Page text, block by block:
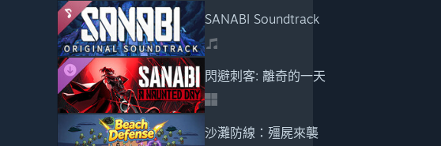
SANABI Soundtrack
閃避刺客: 離奇的一天
沙灘防線：殭屍來襲